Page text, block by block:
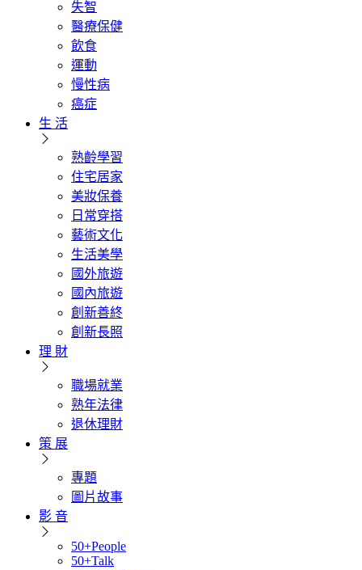
失智
醫療保健
飲食
運動
慢性病
癌症
生 活
熟齡學習
住宅居家
美妝保養
日常穿搭
藝術文化
生活美學
國外旅遊
國內旅遊
創新善終
創新長照
理 財
職場就業
熟年法律
退休理財
策 展
專題
圖片故事
影 音
50+People
50+Talk